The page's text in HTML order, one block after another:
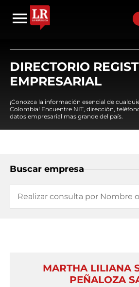
DIRECTORIO
EMPRESARIAL
¡Conozca la información esencial de
Colombia! Encuentre NIT, dirección,
datos empresarial mas grande del país.
Buscar empresa
MARTHA LILIANA
PEÑALOZA